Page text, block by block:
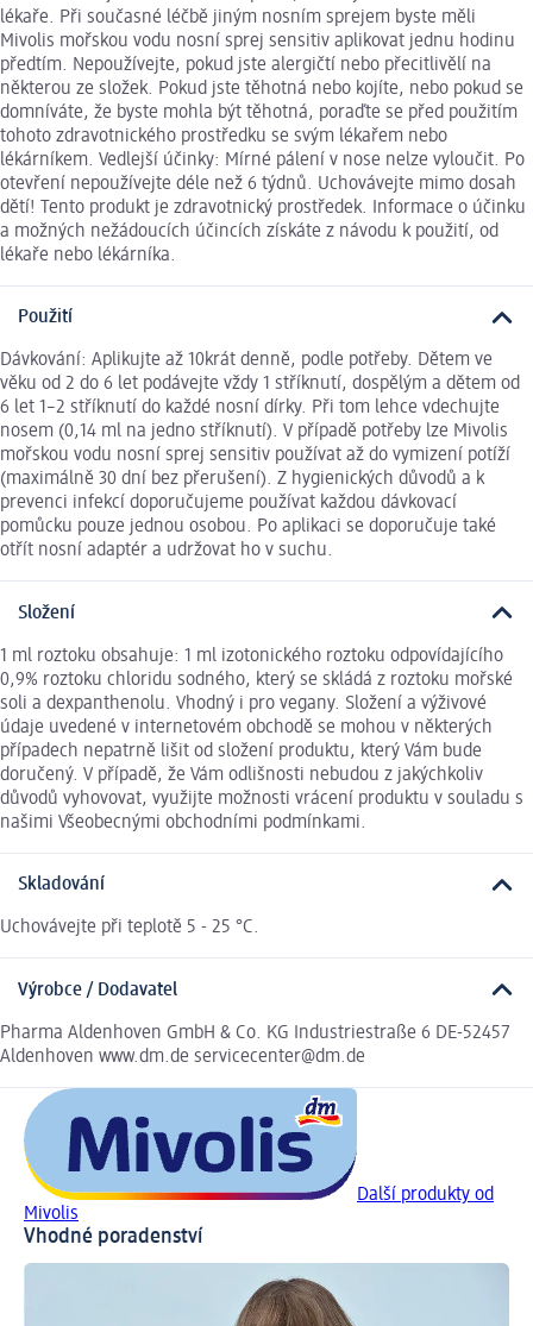
lékaře. Při současné léčbě jiným nosním sprejem byste měli
Mivolis mořskou vodu nosní sprej sensitiv aplikovat jednu hodinu
předtím. Nepoužívejte, pokud jste alergičtí nebo přecitlivělí na
některou ze složek. Pokud jste těhotná nebo kojíte, nebo pokud se
domníváte, že byste mohla být těhotná, poraďte se před použitím
tohoto zdravotnického prostředku se svým lékařem nebo
lékárníkem. Vedlejší účinky: Mírné pálení v nose nelze vyloučit. Po
otevření nepoužívejte déle než 6 týdnů. Uchovávejte mimo dosah
dětí! Tento produkt je zdravotnický prostředek. Informace o účinku
a možných nežádoucích účincích získáte z návodu k použití, od
lékaře nebo lékárníka.
Použití
Dávkování: Aplikujte až 10krát denně, podle potřeby. Dětem ve
věku od 2 do 6 let podávejte vždy 1 stříknutí, dospělým a dětem od
6 let 1–2 stříknutí do každé nosní dírky. Při tom lehce vdechujte
nosem (0,14 ml na jedno stříknutí). V případě potřeby lze Mivolis
mořskou vodu nosní sprej sensitiv používat až do vymizení potíží
(maximálně 30 dní bez přerušení). Z hygienických důvodů a k
prevenci infekcí doporučujeme používat každou dávkovací
pomůcku pouze jednou osobou. Po aplikaci se doporučuje také
otřít nosní adaptér a udržovat ho v suchu.
Složení
1 ml roztoku obsahuje: 1 ml izotonického roztoku odpovídajícího
0,9% roztoku chloridu sodného, který se skládá z roztoku mořské
soli a dexpanthenolu. Vhodný i pro vegany. Složení a výživové
údaje uvedené v internetovém obchodě se mohou v některých
případech nepatrně lišit od složení produktu, který Vám bude
doručený. V případě, že Vám odlišnosti nebudou z jakýchkoliv
důvodů vyhovovat, využijte možnosti vrácení produktu v souladu s
našimi Všeobecnými obchodními podmínkami.
Skladování
Uchovávejte při teplotě 5 - 25 °C.
Výrobce / Dodavatel
Pharma Aldenhoven GmbH & Co. KG Industriestraße 6 DE-52457
Aldenhoven www.dm.de servicecenter@dm.de
Další produkty od
Mivolis
Vhodné poradenství